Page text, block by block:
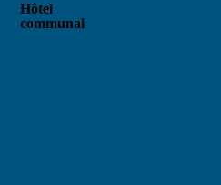
Hôtel
communal